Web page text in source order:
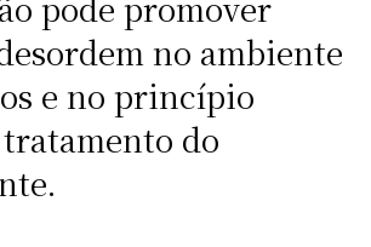
pode promover
no ambiente
e no princípio
do